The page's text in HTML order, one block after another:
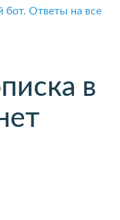
бот. Ответы на все
в